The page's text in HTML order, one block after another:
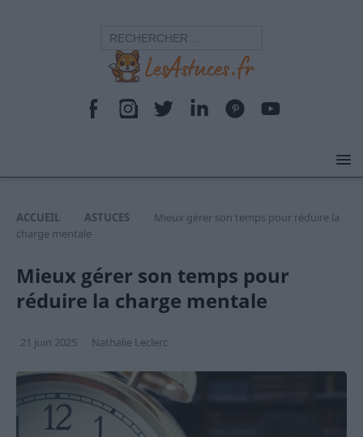
ACCUEIL ASTUCES
Mieux gérer son temps pour réduire la
charge mentale
Mieux gérer son temps pour
réduire la charge mentale
21 juin 2025 Nathalie Leclerc